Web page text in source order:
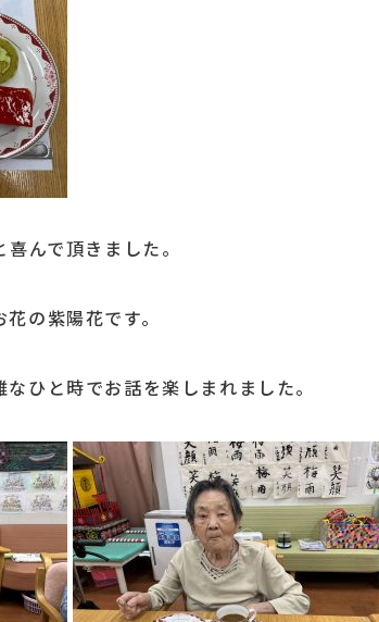
喜んで頂きました。
の紫陽花です。
ひと時でお話を楽しまれました。